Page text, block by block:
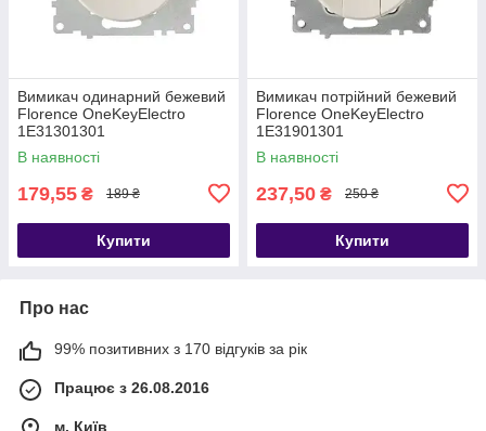
Вимикач одинарний бежевий
Florence OneKeyElectro
1Е31301301
В наявності
179,55 ₴ 189 ₴
Купити
Вимикач потрійний бежевий
Florence OneKeyElectro
1Е31901301
В наявності
237,50 ₴ 250 ₴
Купити
Про нас
99% позитивних з 170 відгуків за рік
Працює з 26.08.2016
м. Київ